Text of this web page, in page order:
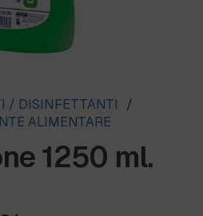
/ DISINFETTANTI
/
ALIMENTARE
1250 ml.